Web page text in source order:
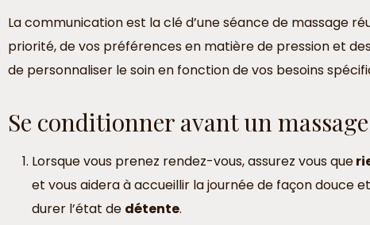
La communication est la clé d’une séance de massage
priorité, de vos préférences en matière de pression et
de personnaliser le soin en fonction de vos besoins
Se conditionner avant un massage
Lorsque vous prenez rendez-vous, assurez vous que
et vous aidera à accueillir la journée de façon douce
durer l’état de détente.